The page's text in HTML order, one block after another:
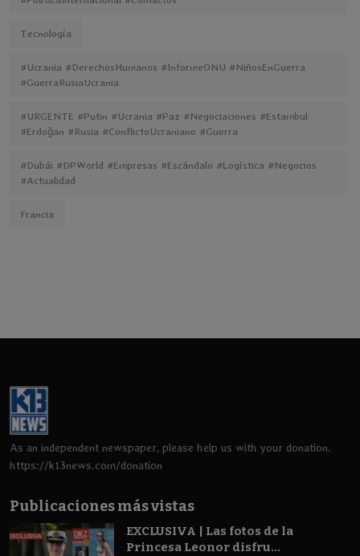
Tecnología
#Ucrania #DerechosHumanos #InformeONU #NiñosEnGuerra
#GuerraRusiaUcrania
#URGENTE #Putin #Ucrania #Paz #Negociaciones #Estambul
#Erdoğan #Rusia #ConflictoUcraniano #Guerra
#Dubái #DPWorld #Empresas #Escándalo #Logística #Negocios
#Actualidad
Francia
As an independent newspaper, please help us with your donation.
https://k13news.com/donation
Publicaciones más vistas
EXCLUSIVA | Las fotos de la
Princesa Leonor disfru...